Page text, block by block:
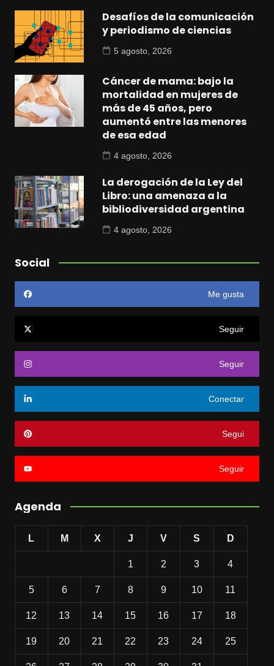
Desafíos de la comunicación
y periodismo de ciencias
5 agosto, 2026
Cáncer de mama: bajo la
mortalidad en mujeres de
más de 45 años, pero
aumentó entre las menores
de esa edad
4 agosto, 2026
La derogación de la Ley del
Libro: una amenaza a la
bibliodiversidad argentina
4 agosto, 2026
Social
Me gusta
Seguir
Seguir
Conectar
Segui
Seguir
Agenda
L M X J V S D
1 2 3 4
5 6 7 8 9 10 11
12 13 14 15 16 17 18
19 20 21 22 23 24 25